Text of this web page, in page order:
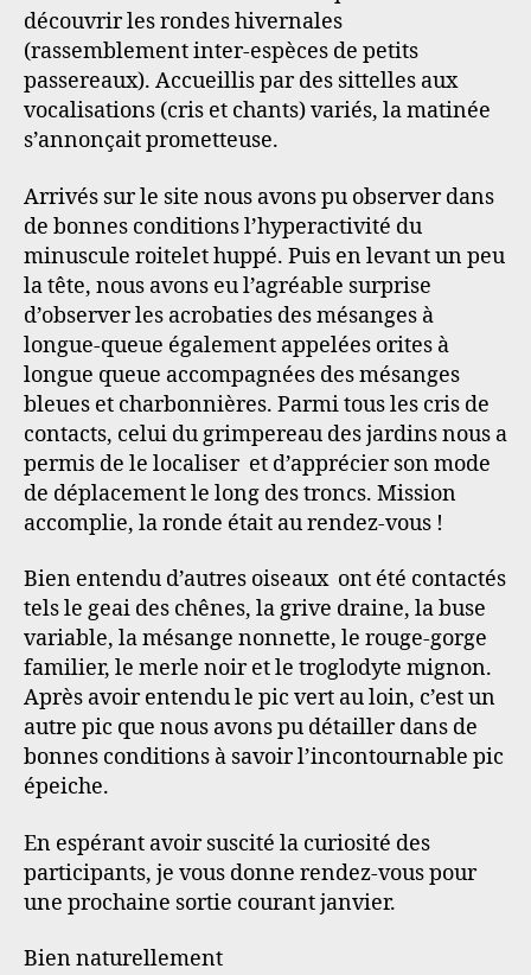
du
30
novembre
découvrir les rondes hivernales
(rassemblement inter-espèces de petits
passereaux). Accueillis par des sittelles aux
vocalisations (cris et chants) variés, la matinée
s’annonçait prometteuse.
Arrivés sur le site nous avons pu observer dans
de bonnes conditions l’hyperactivité du
minuscule roitelet huppé. Puis en levant un peu
la tête, nous avons eu l’agréable surprise
d’observer les acrobaties des mésanges à
longue-queue également appelées orites à
longue queue accompagnées des mésanges
bleues et charbonnières. Parmi tous les cris de
contacts, celui du grimpereau des jardins nous a
permis de le localiser et d’apprécier son mode
de déplacement le long des troncs. Mission
accomplie, la ronde était au rendez-vous !
Bien entendu d’autres oiseaux ont été contactés
tels le geai des chênes, la grive draine, la buse
variable, la mésange nonnette, le rouge-gorge
familier, le merle noir et le troglodyte mignon.
Après avoir entendu le pic vert au loin, c’est un
autre pic que nous avons pu détailler dans de
bonnes conditions à savoir l’incontournable pic
épeiche.
En espérant avoir suscité la curiosité des
participants, je vous donne rendez-vous pour
une prochaine sortie courant janvier.
Bien naturellement